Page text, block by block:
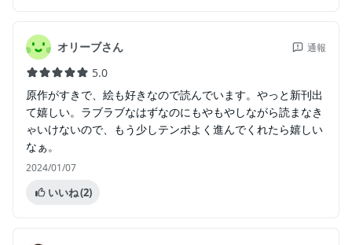
オリーブさん 通報
5.0
原作がすきで、絵も好きなので読んでいます。やっと新刊出
て嬉しい。ラブラブなはずなのにもやもやしながら読まなき
ゃいけないので、もう少しテンポよく進んでくれたら嬉しい
なぁ。
2024/01/07
いいね(2)